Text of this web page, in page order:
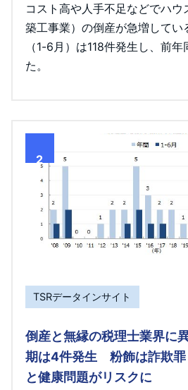
コスト高や人手不足などでハウ
築工事業）の倒産が急増して
（1-6月）は118件発生し、前
た。
2
TSRデータインサイト
倒産と無縁の税理士業界に
期は4件発生 粉飾は詐欺罪
と健康問題がリスクに